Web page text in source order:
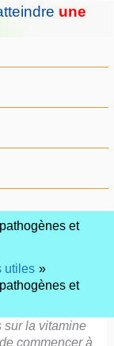
une
et
utiles
et
sur la vitamine
commencer à